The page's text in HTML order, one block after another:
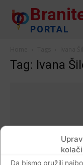
Da bismo pružili
PORTAL
Tag: Ivana